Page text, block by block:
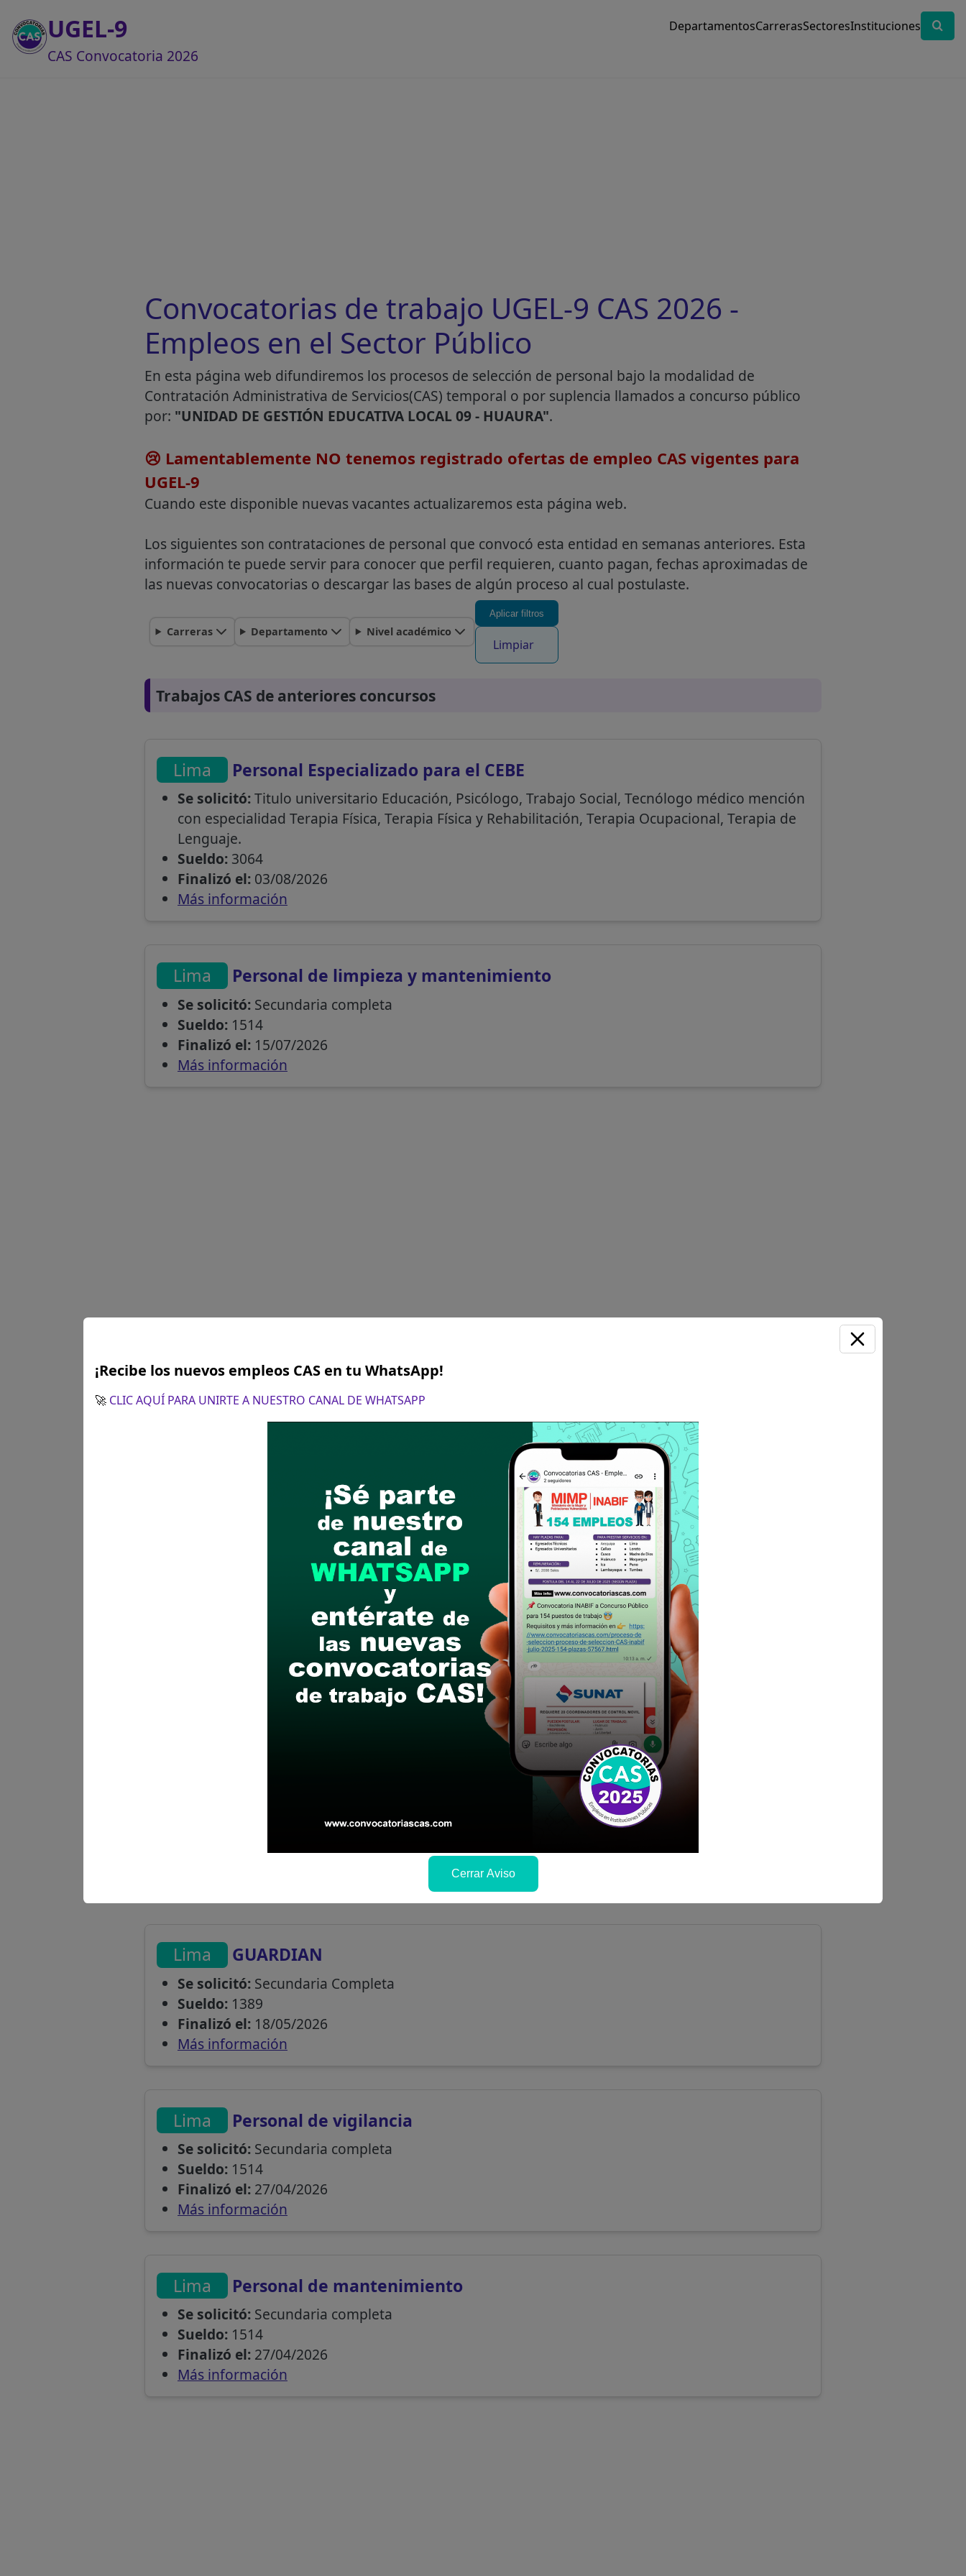
UGEL-9
CAS Convocatoria 2026
DepartamentosCarrerasSectoresInstituciones
Convocatorias de trabajo UGEL-9 CAS 2026 -
Empleos en el Sector Público
En esta página web difundiremos los procesos de selección de personal bajo la modalidad de
Contratación Administrativa de Servicios(CAS) temporal o por suplencia llamados a concurso público
por: "UNIDAD DE GESTIÓN EDUCATIVA LOCAL 09 - HUAURA".
😢 Lamentablemente NO tenemos registrado ofertas de empleo CAS vigentes para
UGEL-9
Cuando este disponible nuevas vacantes actualizaremos esta página web.
Los siguientes son contrataciones de personal que convocó esta entidad en semanas anteriores. Esta
información te puede servir para conocer que perfil requieren, cuanto pagan, fechas aproximadas de
las nuevas convocatorias o descargar las bases de algún proceso al cual postulaste.
Carreras Departamento Nivel académico
Aplicar filtros
Limpiar
Trabajos CAS de anteriores concursos
Lima Personal Especializado para el CEBE
Se solicitó:Titulo universitario Educación, Psicólogo, Trabajo Social, Tecnólogo médico mención
con especialidad Terapia Física, Terapia Física y Rehabilitación, Terapia Ocupacional, Terapia de
Lenguaje.
Sueldo:3064
Finalizó el:03/08/2026
Más información
Lima Personal de limpieza y mantenimiento
Se solicitó:Secundaria completa
Sueldo:1514
Finalizó el:15/07/2026
Más información
Lima Personal de Limpieza y Mantenimiento
Se solicitó:Secundaria completa
PROFESIONAL DE LA SALUD
Título profesional en enfermería.
10/06/2026
Lima GUARDIAN
Se solicitó:Secundaria Completa
Sueldo:1389
Finalizó el:18/05/2026
Más información
Lima Personal de vigilancia
Se solicitó:Secundaria completa
Sueldo:1514
Finalizó el:27/04/2026
Más información
Lima Personal de mantenimiento
Se solicitó:Secundaria completa
Sueldo:1514
Finalizó el:27/04/2026
Más información
¡Recibe los nuevos empleos CAS en tu WhatsApp!
🚀 CLIC AQUÍ PARA UNIRTE A NUESTRO CANAL DE WHATSAPP
Cerrar Aviso